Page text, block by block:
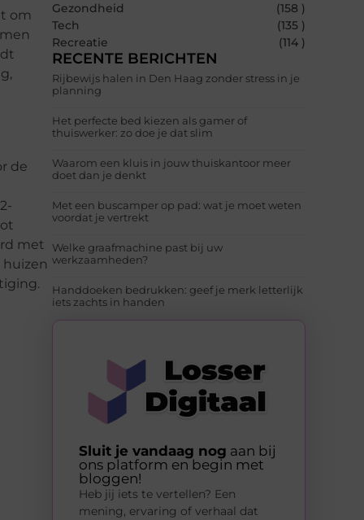
om
de
met
Gezondheid
(158 )
Tech
(135 )
Recreatie
(114 )
RECENTE BERICHTEN
Rijbewijs halen in Den Haag zonder stress in je
planning
Het perfecte bed kiezen als gamer of
thuiswerker: zo doe je dat slim
Waarom een kluis in jouw thuiskantoor meer
doet dan je denkt
Met een buscamper op pad: wat je moet weten
voordat je vertrekt
Welke graafmachine past bij uw
werkzaamheden?
Handdoeken bedrukken: geef je merk letterlijk
iets zachts in handen
Sluit je vandaag nog aan bij
ons platform en begin met
bloggen!
Heb jij iets te vertellen? Een
mening, ervaring of verhaal dat